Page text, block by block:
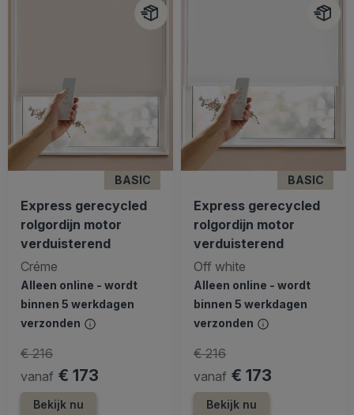
BASIC
Express gerecycled
rolgordijn motor
verduisterend
Créme
Alleen online - wordt
binnen 5 werkdagen
verzonden
vanaf € 173
€ 216
Bekijk nu
BASIC
Express gerecycled
rolgordijn motor
verduisterend
Off white
Alleen online - wordt
binnen 5 werkdagen
verzonden
vanaf € 173
€ 216
Bekijk nu